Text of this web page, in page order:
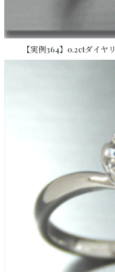
【実例364】0.2ctダイヤ